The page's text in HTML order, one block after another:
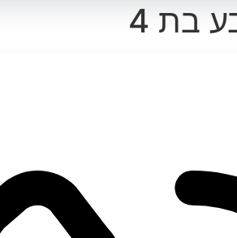
בת 4